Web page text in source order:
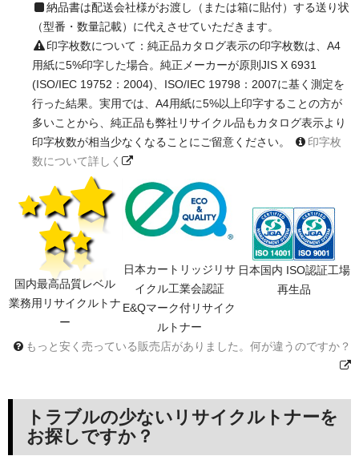
納品書は配送会社様がお渡し（または箱に貼付）する送り状
（型番・数量記載）に代えさせていただきます。
印字枚数について：純正品カタログ表示の印字枚数は、A4
用紙に5%印字した場合。純正メーカーが原則JIS X 6931
(ISO/IEC 19752：2004)、ISO/IEC 19798：2007に基く測定を
行った結果。実用では、A4用紙に5%以上印字することの方が
多いことから、純正品も弊社リサイクル品もカタログ表示より
印字枚数が相当少なくなることにご留意ください。
印字枚
数について詳しく
国内最高品質レベル
業務用リサイクルトナ
ー
日本カートリッジリサ
イクル工業会認証
E&Qマーク付リサイク
ルトナー
日本国内 ISO認証工場
再生品
もっと安く売っている販売店がありました。何が違うのですか？
トラブルの少ないリサイクルトナーを
お探しですか？